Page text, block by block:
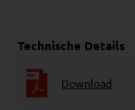
Technische Details
Download